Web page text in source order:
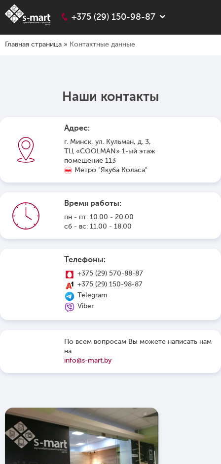
+375 (29) 150-98-87
Главная страница » Контактные данные
Наши контакты
Адрес:
г. Минск, ул. Кульман, д. 3,
ТЦ «COOLMAN» 1-ый этаж
помещение 113
Метро "Якуба Коласа"
Время работы:
пн - пт: 10.00 - 20.00
сб - вс: 11.00 - 18.00
Телефоны:
+375 (29) 570-88-87
+375 (29) 150-98-87
Telegram
Viber
По всем вопросам Вы можете написать нам
на
info@s-mart.by